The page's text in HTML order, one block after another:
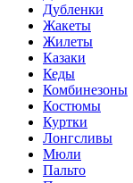
Дубленки
Жакеты
Жилеты
Казаки
Кеды
Комбинезоны
Костюмы
Куртки
Лонгсливы
Мюли
Пальто